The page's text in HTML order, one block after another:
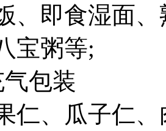
、即食湿面
宝粥等;
包装
仁、瓜子仁